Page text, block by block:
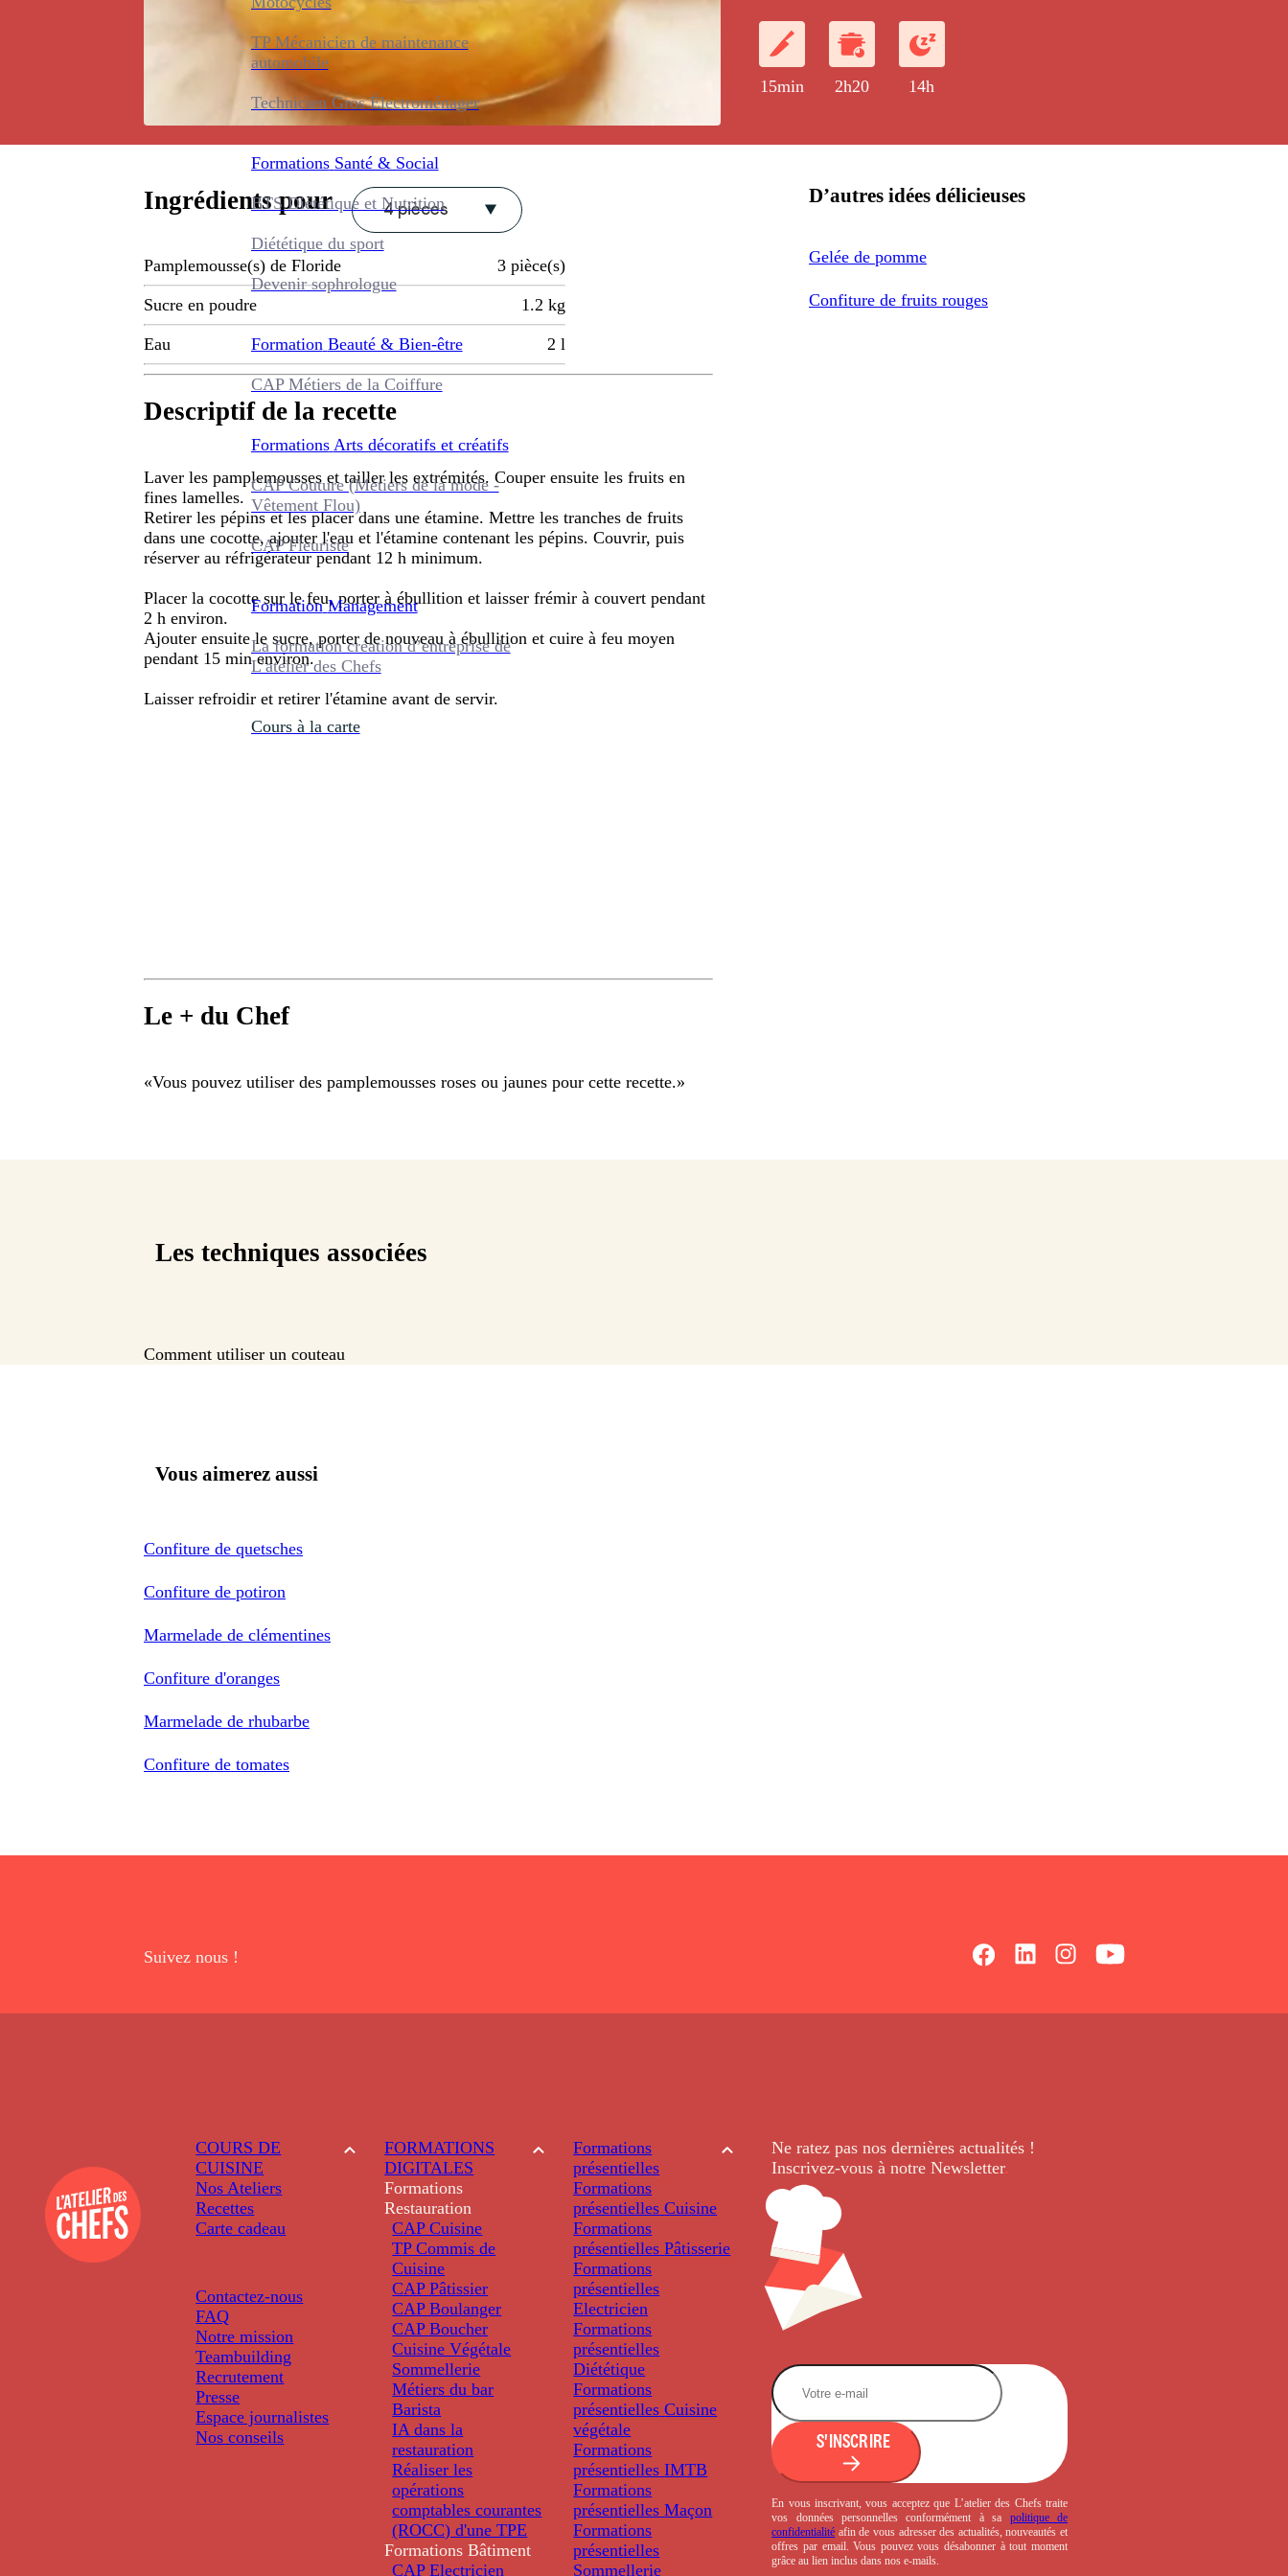
TP Mécanicien de maintenance
automobile
Technicien Gros Électroménager
Formations Santé & Social
BTS Diététique et Nutrition
Diététique du sport
Devenir sophrologue
Formation Beauté & Bien-être
CAP Métiers de la Coiffure
Formations Arts décoratifs et créatifs
CAP Couture (Métiers de la mode -
Vêtement Flou)
CAP Fleuriste
Formation Management
La formation création d’entreprise de
L’atelier des Chefs
Cours à la carte
15min 2h20 14h
Ingrédients pour 4 pièces
Pamplemousse(s) de Floride 3 pièce(s)
Sucre en poudre 1.2 kg
Eau 2 l
Descriptif de la recette
Laver les pamplemousses et tailler les extrémités. Couper ensuite les fruits en
fines lamelles.
Retirer les pépins et les placer dans une étamine. Mettre les tranches de fruits
dans une cocotte, ajouter l'eau et l'étamine contenant les pépins. Couvrir, puis
réserver au réfrigérateur pendant 12 h minimum.
Placer la cocotte sur le feu, porter à ébullition et laisser frémir à couvert pendant
2 h environ.
Ajouter ensuite le sucre, porter de nouveau à ébullition et cuire à feu moyen
pendant 15 min environ.
Laisser refroidir et retirer l'étamine avant de servir.
Le + du Chef
«Vous pouvez utiliser des pamplemousses roses ou jaunes pour cette recette.»
D’autres idées délicieuses
Gelée de pomme
Confiture de fruits rouges
Les techniques associées
Comment utiliser un couteau
Vous aimerez aussi
Confiture de quetsches
Confiture de potiron
Marmelade de clémentines
Confiture d'oranges
Marmelade de rhubarbe
Confiture de tomates
Suivez nous !
COURS DE
CUISINE
Nos Ateliers
Recettes
Carte cadeau
Contactez-nous
FAQ
Notre mission
Teambuilding
Recrutement
Presse
Espace journalistes
Nos conseils
FORMATIONS
DIGITALES
Formations
Restauration
CAP Cuisine
TP Commis de
Cuisine
CAP Pâtissier
CAP Boulanger
CAP Boucher
Cuisine Végétale
Sommellerie
Métiers du bar
Barista
IA dans la
restauration
Réaliser les
opérations
comptables courantes
(ROCC) d'une TPE
Formations Bâtiment
CAP Electricien
Formations
présentielles
Formations
présentielles Cuisine
Formations
présentielles Pâtisserie
Formations
présentielles
Electricien
Formations
présentielles
Diététique
Formations
présentielles Cuisine
végétale
Formations
présentielles IMTB
Formations
présentielles Maçon
Formations
présentielles
Sommellerie
Ne ratez pas nos dernièresactualités !
Inscrivez-vous à notre Newsletter.
S'INSCRIRE
En vous inscrivant, vous acceptez que L’atelier des Chefs traite
vos données personnelles conformément à sa politique de
confidentialité afin de vous adresser des actualités, nouveautés et
offres par email. Vous pouvez vous désabonner à tout moment
grâce au lien inclus dans nos e-mails.